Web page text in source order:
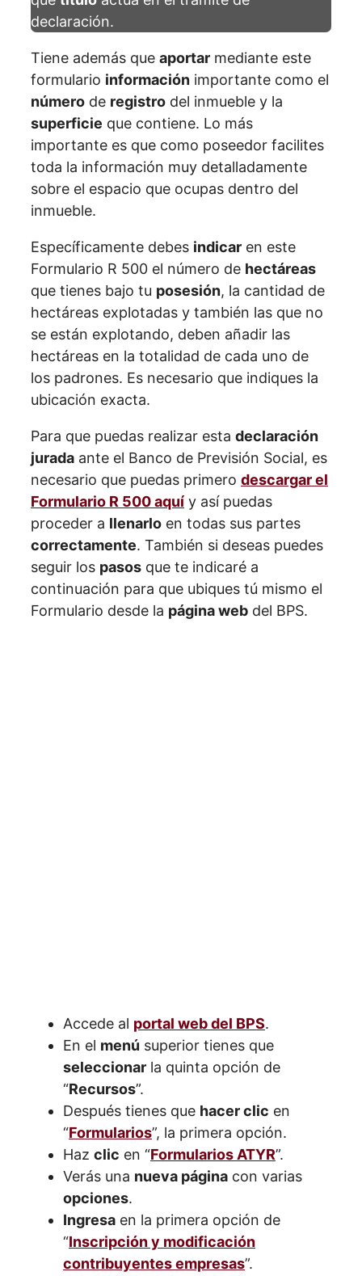
declaración.
Tiene además que aportar mediante este
formulario información importante como el
número de registro del inmueble y la
superficie que contiene. Lo más
importante es que como poseedor facilites
toda la información muy detalladamente
sobre el espacio que ocupas dentro del
inmueble.
Específicamente debes indicar en este
Formulario R 500 el número de hectáreas
que tienes bajo tu posesión, la cantidad de
hectáreas explotadas y también las que no
se están explotando, deben añadir las
hectáreas en la totalidad de cada uno de
los padrones. Es necesario que indiques la
ubicación exacta.
Para que puedas realizar esta declaración
jurada ante el Banco de Previsión Social, es
necesario que puedas primero descargar el
Formulario R 500 aquí y así puedas
proceder a llenarlo en todas sus partes
correctamente. También si deseas puedes
seguir los pasos que te indicaré a
continuación para que ubiques tú mismo el
Formulario desde la página web del BPS.
Accede al portal web del BPS.
En el menú superior tienes que
seleccionar la quinta opción de
“Recursos”.
Después tienes que hacer clic en
“Formularios”, la primera opción.
Haz clic en “Formularios ATYR”.
Verás una nueva página con varias
opciones.
Ingresa en la primera opción de
“Inscripción y modificación
contribuyentes empresas”.